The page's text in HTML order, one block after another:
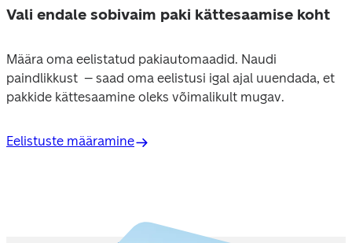
Vali endale sobivaim paki kättesaamise koht
Määra oma eelistatud pakiautomaadid. Naudi
paindlikkust  – saad oma eelistusi igal ajal uuendada, et
pakkide kättesaamine oleks võimalikult mugav.
Eelistuste määramine